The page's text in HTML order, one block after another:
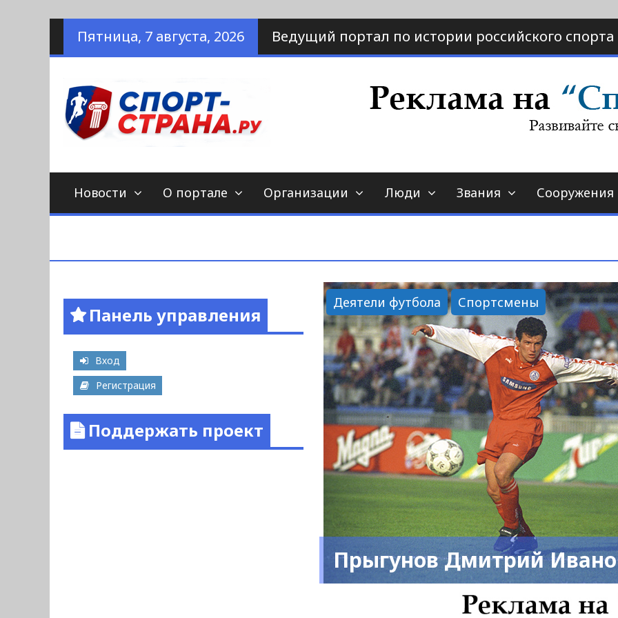
НаверхПятница, 7 августа, 2026 Ведущий портал по истории российского спорта
Спорт-страна.ру
портал по истории спорта
Новости О портале Организации Люди Звания Сооружения
Деятели футбола Спортсмены
Прыгунов Дмитрий
Панель управления
Вход
Регистрация
Поддержать проект